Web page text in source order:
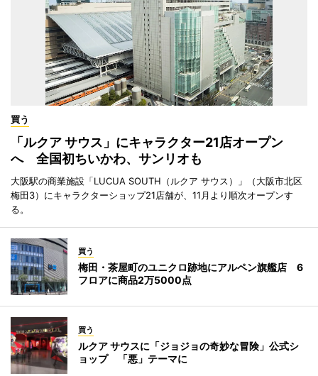
買う
「ルクア サウス」にキャラクター21店オープン
へ 全国初ちいかわ、サンリオも
大阪駅の商業施設「LUCUA SOUTH（ルクア サウス）」（大阪市北区
梅田3）にキャラクターショップ21店舗が、11月より順次オープンす
る。
買う
梅田・茶屋町のユニクロ跡地にアルペン旗艦店 6
フロアに商品2万5000点
買う
ルクア サウスに「ジョジョの奇妙な冒険」公式シ
ョップ 「悪」テーマに